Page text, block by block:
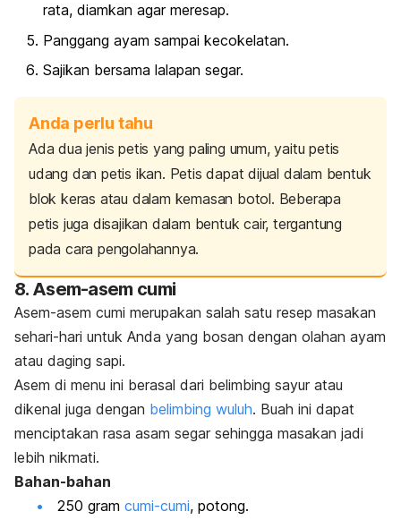
rata, diamkan agar meresap.
Panggang ayam sampai kecokelatan.
Sajikan bersama lalapan segar.
Anda perlu tahu
Ada dua jenis petis yang paling umum, yaitu petis
udang dan petis ikan. Petis dapat dijual dalam bentuk
blok keras atau dalam kemasan botol. Beberapa
petis juga disajikan dalam bentuk cair, tergantung
pada cara pengolahannya.
8. Asem-asem cumi
Asem-asem cumi merupakan salah satu resep masakan
sehari-hari untuk Anda yang bosan dengan olahan ayam
atau daging sapi.
Asem di menu ini berasal dari belimbing sayur atau
dikenal juga dengan belimbing wuluh. Buah ini dapat
menciptakan rasa asam segar sehingga masakan jadi
lebih nikmati.
Bahan-bahan
250 gram cumi-cumi, potong.